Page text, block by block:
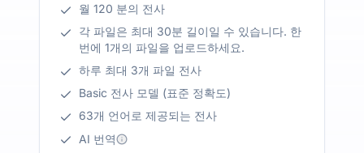
월 120 분의 전사
각 파일은 최대 30분 길이일 수 있습니다. 한
번에 1개의 파일을 업로드하세요.
하루 최대 3개 파일 전사
Basic 전사 모델 (표준 정확도)
63개 언어로 제공되는 전사
AI 번역